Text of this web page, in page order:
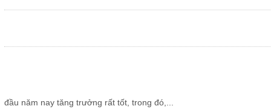
đầu năm nay tăng trưởng rất tốt, trong đó,...